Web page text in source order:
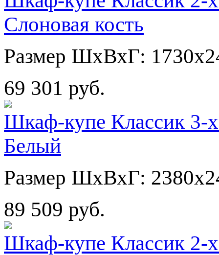
Слоновая кость
Размер ШхВхГ:
69 301 руб.
Шкаф-купе Классик 3-
Белый
Размер ШхВхГ:
89 509 руб.
Шкаф-купе Классик 2-